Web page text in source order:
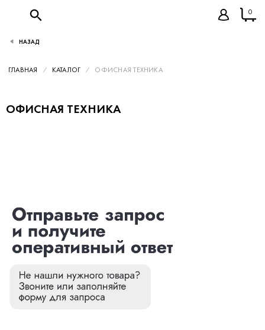
0
ГЛАВНАЯ КАТАЛОГ ОФИСНАЯ ТЕХНИКА
ОФИСНАЯ ТЕХНИКА
НАЗАД